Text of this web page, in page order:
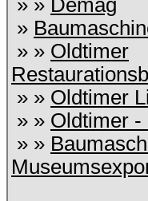
» » Demag
»
» » Oldtimer
» » Oldtimer
» » Oldtimer -
» »